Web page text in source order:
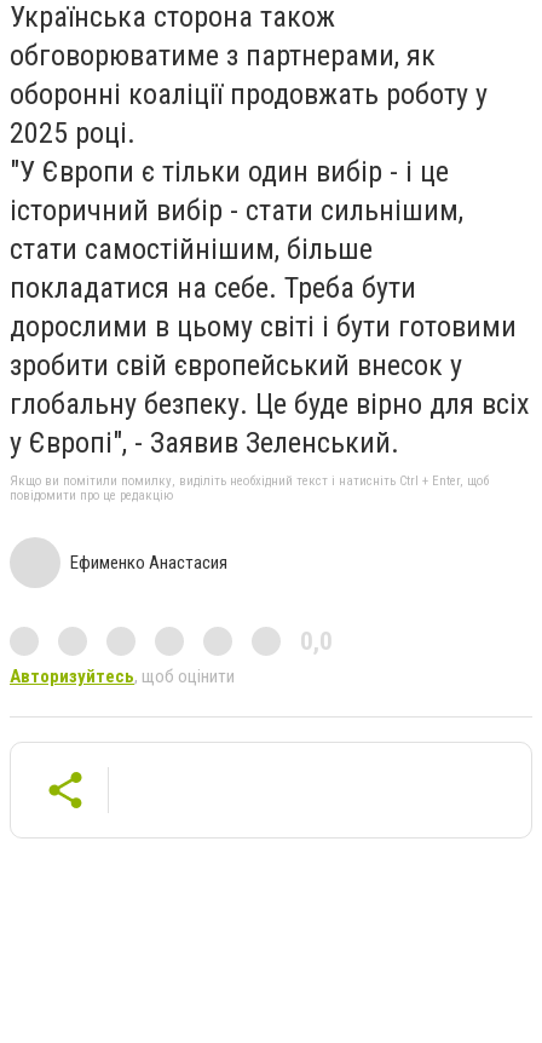
Українська сторона також
обговорюватиме з партнерами, як
оборонні коаліції продовжать роботу у
2025 році.
"У Європи є тільки один вибір - і це
історичний вибір - стати сильнішим,
стати самостійнішим, більше
покладатися на себе. Треба бути
дорослими в цьому світі і бути готовими
зробити свій європейський внесок у
глобальну безпеку. Це буде вірно для всіх
у Європі", - Заявив Зеленський.
Якщо ви помітили помилку, виділіть необхідний текст і натисніть Ctrl + Enter, щоб
повідомити про це редакцію
Ефименко Анастасия
0,0
Авторизуйтесь, щоб оцінити